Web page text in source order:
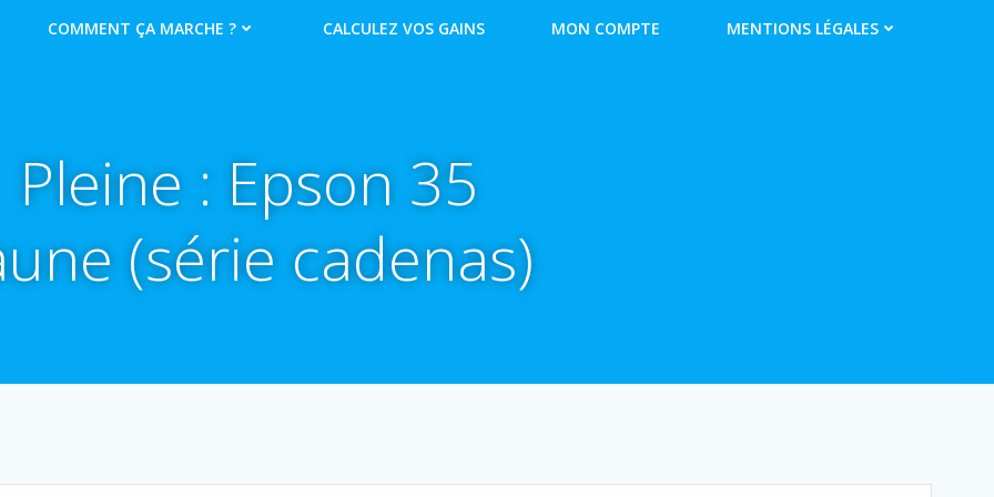
COMMENT ÇA MARCHE ? CALCULEZ VOS GAINS MON COMPTE MENTIONS LÉGALES
Pleine : Epson 35
(série cadenas)